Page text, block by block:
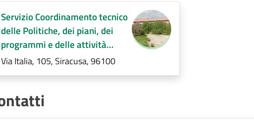
Servizio Coordinamento tecnico
delle Politiche, dei piani, dei
programmi e delle attività
Socio-Assistenziali sul
territorio- Interventi di
Via Italia, 105, Siracusa, 96100